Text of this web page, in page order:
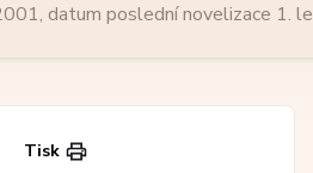
datum poslední novelizace 1.
Tisk